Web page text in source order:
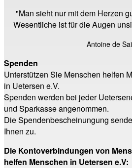
"Man sieht nur mit dem Herzen
Wesentliche ist für die Augen
Antoine de
Spenden
Unterstützen Sie Menschen helfen
in Uetersen e.V.
Spenden werden bei jeder
und Sparkasse angenommen.
Die Spendenbescheinungung
Ihnen zu.
Die Kontoverbindungen von
helfen Menschen in Uetersen e.V: